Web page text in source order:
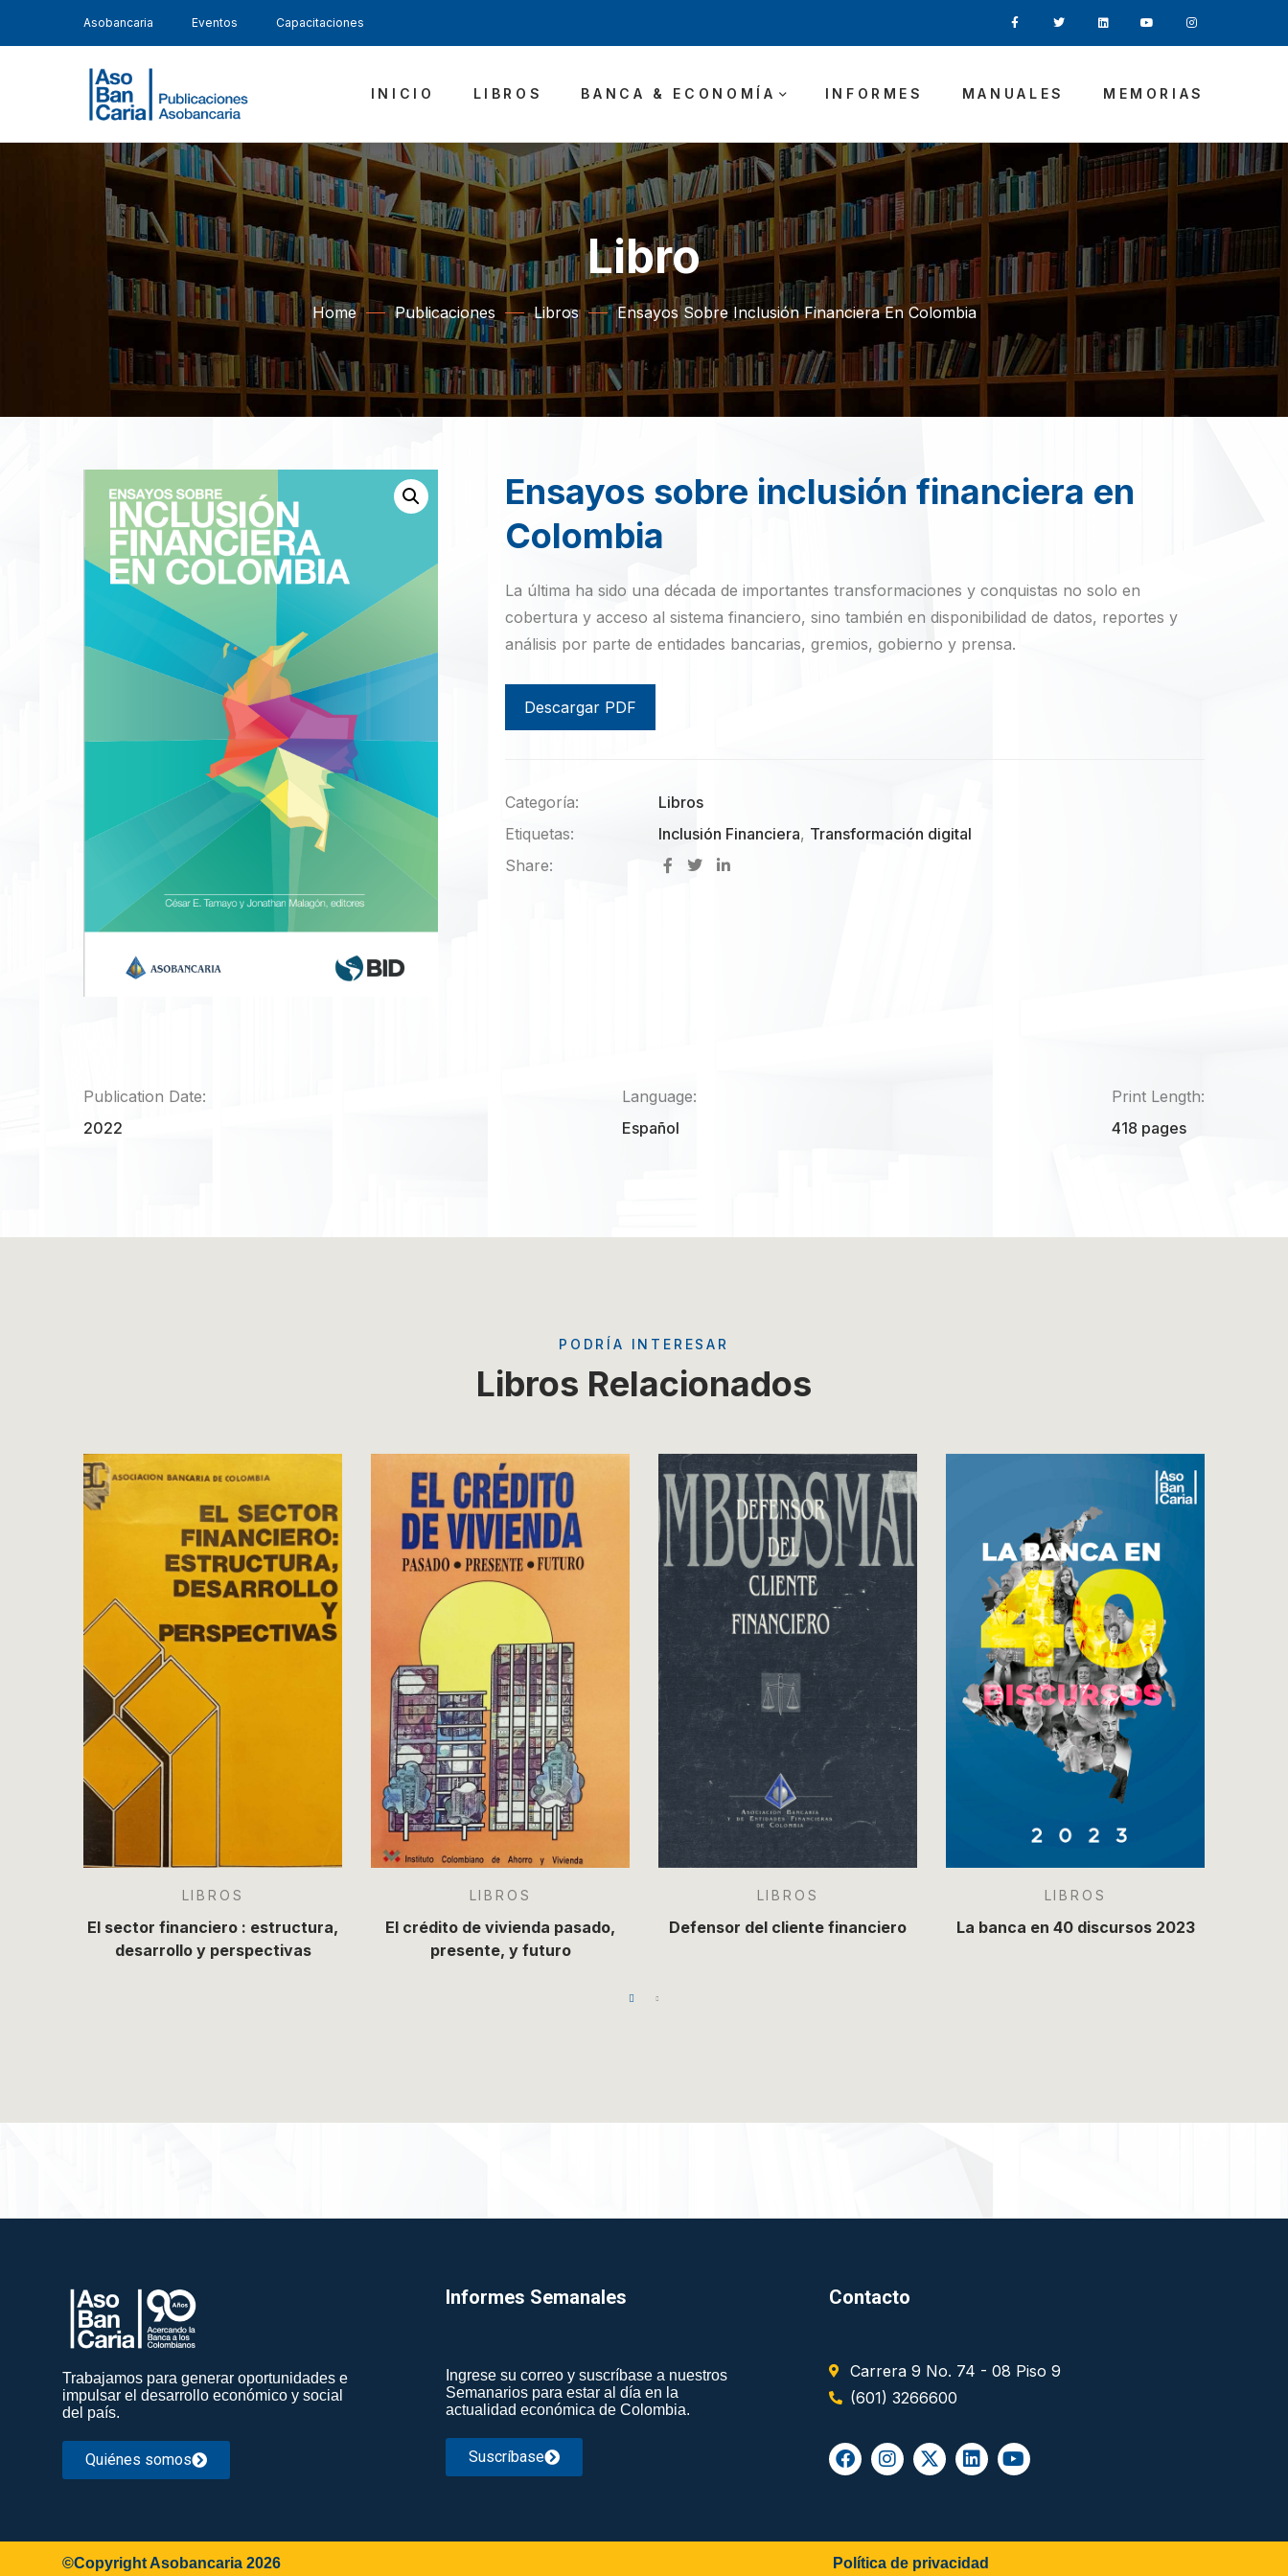
Asobancaria Eventos Capacitaciones
INICIO LIBROS BANCA & ECONOMÍA INFORMES MANUALES MEMORIAS
Libro
Home Publicaciones Libros Ensayos Sobre Inclusión Financiera En Colombia
Ensayos sobre inclusión financiera en
Colombia
La última ha sido una década de importantes transformaciones y conquistas no solo en
cobertura y acceso al sistema financiero, sino también en disponibilidad de datos, reportes y
análisis por parte de entidades bancarias, gremios, gobierno y prensa.
Descargar PDF
Categoría:
Libros
Etiquetas:
Inclusión Financiera, Transformación digital
Share:
Publication Date:
2022
Language:
Español
Print Length:
418 pages
PODRÍA INTERESAR
Libros Relacionados
LIBROS
El sector financiero : estructura,
desarrollo y perspectivas
LIBROS
El crédito de vivienda pasado,
presente, y futuro
LIBROS
Defensor del cliente financiero
LIBROS
La banca en 40 discursos 2023
Trabajamos para generar oportunidades e
impulsar el desarrollo económico y social
del país.
Quiénes somos
Informes Semanales​
Ingrese su correo y suscríbase a nuestros
Semanarios para estar al día en la
actualidad económica de Colombia.
Suscríbase
Contacto
Carrera 9 No. 74 - 08 Piso 9
(601) 3266600
©Copyright Asobancaria 2026 Política de privacidad